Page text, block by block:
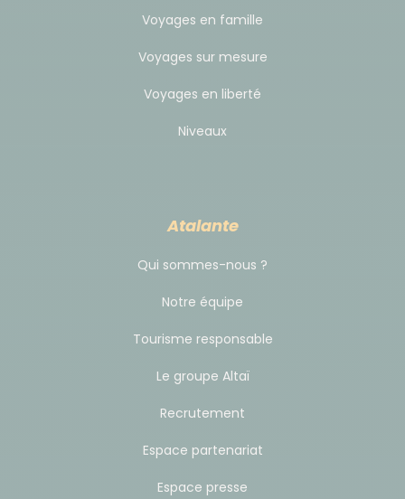
Voyages en famille
Voyages sur mesure
Voyages en liberté
Niveaux
Atalante
Qui sommes-nous ?
Notre équipe
Tourisme responsable
Le groupe Altaï
Recrutement
Espace partenariat
Espace presse